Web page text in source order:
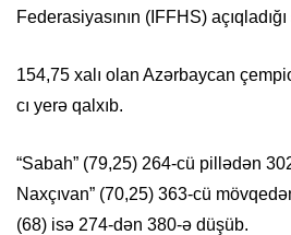
Federasiyasının (IFFHS)
154,75 xalı olan Azərbaycan
cı yerə qalxıb.
“Sabah” (79,25) 264-cü pillədən
Naxçıvan” (70,25) 363-cü
(68) isə 274-dən 380-ə düşüb.